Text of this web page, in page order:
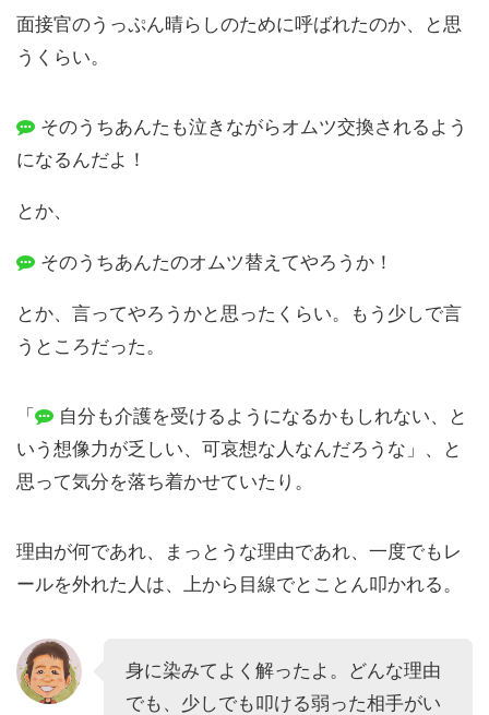
面接官のうっぷん晴らしのために呼ばれたのか、と思
うくらい。
そのうちあんたも泣きながらオムツ交換されるよう
になるんだよ！
とか、
そのうちあんたのオムツ替えてやろうか！
とか、言ってやろうかと思ったくらい。もう少しで言
うところだった。
「
自分も介護を受けるようになるかもしれない、と
いう想像力が乏しい、可哀想な人なんだろうな」、と
思って気分を落ち着かせていたり。
理由が何であれ、まっとうな理由であれ、一度でもレ
ールを外れた人は、上から目線でとことん叩かれる。
身に染みてよく解ったよ。どんな理由
でも、少しでも叩ける弱った相手がい